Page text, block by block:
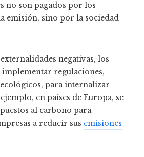
no son pagados por los
emisión, sino por la sociedad
negativas, los
implementar regulaciones,
para internalizar
en países de Europa, se
al carbono para
a reducir sus emisiones